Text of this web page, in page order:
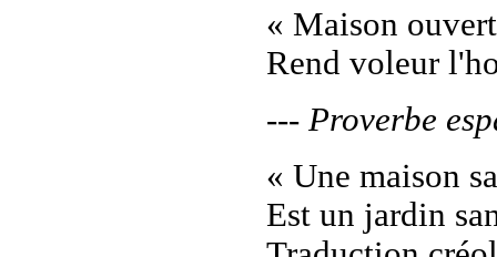
« Maison
Rend voleur
--- Proverbe
« Une maison
Est un jardin